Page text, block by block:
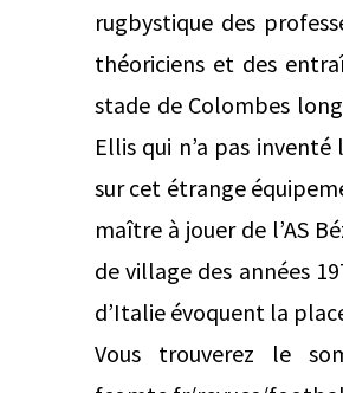
rugbystique des
théoriciens et des
stade de Colombes
Ellis qui n’a pas
sur cet étrange
maître à jouer de l’AS
de village des années
d’Italie évoquent la
Vous trouverez le